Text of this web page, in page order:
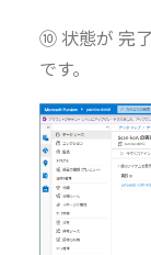
⑩ 状態が 完
です。